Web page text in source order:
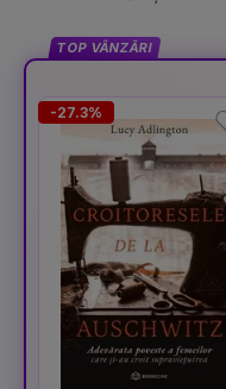
TOP VÂNZĂRI
-27.3%